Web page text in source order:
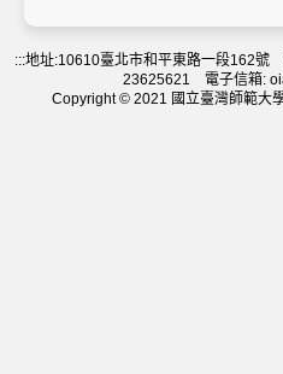
:::地址:10610臺北市和平東路一段162
23625621 電子信箱:
Copyright © 2021 國立臺灣師範大